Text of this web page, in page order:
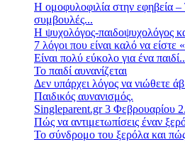
Η ομοφυλοφιλία στην εφηβεία –
συμβουλές...
Η ψυχολόγος-παιδοψυχολόγος
7 λόγοι που είναι καλό να είστε
Είναι πολύ εύκολο για ένα
Το παιδί αυνανίζεται
Δεν υπάρχει λόγος να νιώθετε
Παιδικός αυνανισμός.
Singleparent.gr 3 Φεβρουαρίου
Πώς να αντιμετωπίσεις έναν
Το σύνδρομο του ξερόλα και